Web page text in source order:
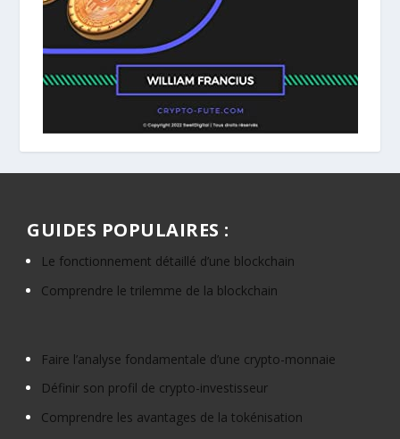
GUIDES POPULAIRES :
Le fonctionnement détaillé d’une blockchain
Comprendre le trilemme de la blockchain
Faire l’analyse fondamentale d’une crypto-monnaie
Définir son profil de crypto-investisseur
Comprendre les avantages de la tokénisation